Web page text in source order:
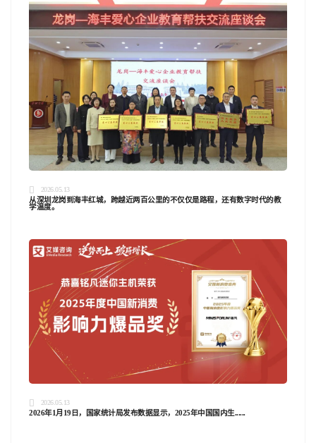
2026.05.13
从深圳龙岗到海丰红城，跨越近两百公里的不仅仅是路程，还有数字时代的教
学温度。
2026.05.13
2026年1月19日，国家统计局发布数据显示，2025年中国国内生......